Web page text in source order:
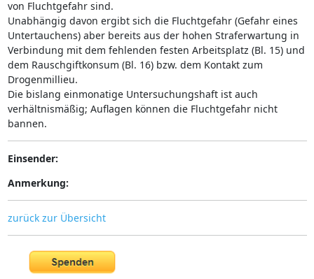
von Fluchtgefahr sind.
Unabhängig davon ergibt sich die Fluchtgefahr (Gefahr eines
Untertauchens) aber bereits aus der hohen Straferwartung in
Verbindung mit dem fehlenden festen Arbeitsplatz (Bl. 15) und
dem Rauschgiftkonsum (Bl. 16) bzw. dem Kontakt zum
Drogenmillieu.
Die bislang einmonatige Untersuchungshaft ist auch
verhältnismäßig; Auflagen können die Fluchtgefahr nicht
bannen.
Einsender:
Anmerkung:
zurück zur Übersicht